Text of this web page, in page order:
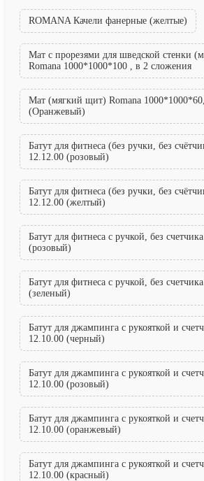
ROMANA Качели фанерные (желтые)
Мат с прорезями для шведской стенки
Romana 1000*1000*100 , в 2 сложения
Мат (мягкий щит) Romana
(Оранжевый)
Батут для фитнеса (без ручки, без
12.12.00 (розовый)
Батут для фитнеса (без ручки, без
12.12.00 (желтый)
Батут для фитнеса с ручкой, без
(розовый)
Батут для фитнеса с ручкой, без
(зеленый)
Батут для джампинга с рукояткой и
12.10.00 (черный)
Батут для джампинга с рукояткой и
12.10.00 (розовый)
Батут для джампинга с рукояткой и
12.10.00 (оранжевый)
Батут для джампинга с рукояткой и
12.10.00 (красный)